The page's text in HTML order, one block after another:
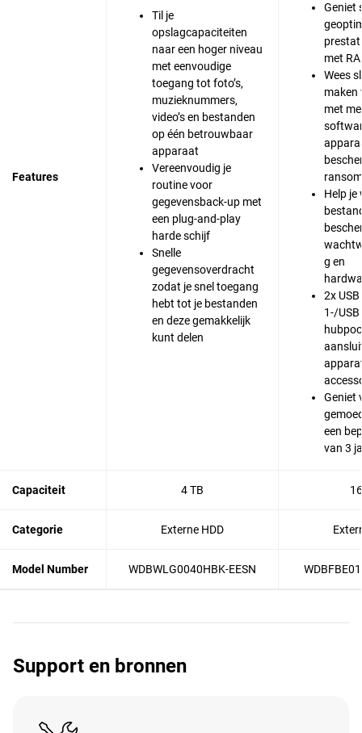
Features
Til je
opslagcapaciteiten
naar een hoger niveau
met eenvoudige
toegang tot foto’s,
muzieknummers,
video’s en bestanden
op één betrouwbaar
apparaat
Vereenvoudig je
routine voor
gegevensback-up met
een plug-and-play
harde schijf
Snelle
gegevensoverdracht
zodat je snel toegang
hebt tot je bestanden
en deze gemakkelijk
kunt delen
Geniet
met
Wees
maken
met
Help je
g en
2x
1-/
Geniet
een
van 3
Capaciteit 4 TB
Categorie Externe HDD
Model Number WDBWLG0040HBK-EESN
Support en bronnen